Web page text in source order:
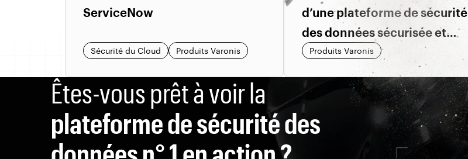
ServiceNow
Sécurité du Cloud Produits Varonis
d’une plateforme de sécurité
des données sécurisée et
évolutive
Produits Varonis
Êtes-vous prêt à voir la
plateforme de sécurité des